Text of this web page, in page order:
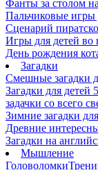
Фанты за столом
Пальчиковые игры
Сценарий
Игры для детей во
День рождения
Загадки
Смешные загадки
Загадки для
задачки со всего
Зимние загадки
Древние
Загадки на
Мышление
Головоломки